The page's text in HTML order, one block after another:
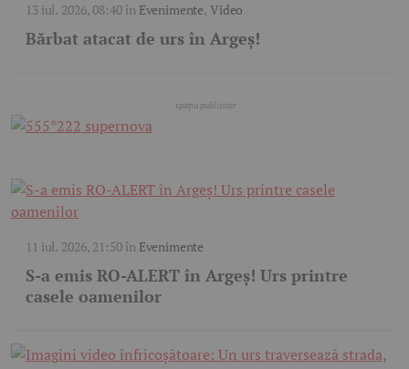
13 iul. 2026, 08:40în Evenimente,Video
Bărbat atacat de urs în Argeș!
11 iul. 2026, 21:50în Evenimente
S-a emis RO-ALERT în Argeş! Urs printre
casele oamenilor